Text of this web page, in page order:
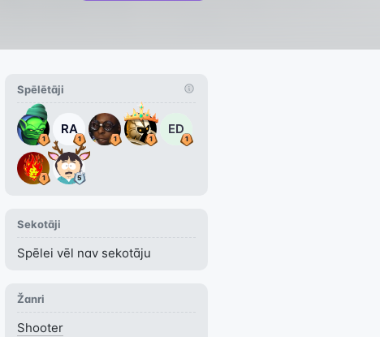
Spēlētāji
RA ED
Sekotāji
Spēlei vēl nav sekotāju
Žanri
Shooter